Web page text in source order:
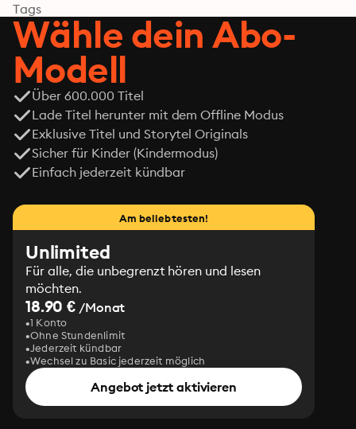
Tags
Wähle dein Abo-
Modell
Über 600.000 Titel
Lade Titel herunter mit dem Offline Modus
Exklusive Titel und Storytel Originals
Sicher für Kinder (Kindermodus)
Einfach jederzeit kündbar
Am beliebtesten!
Unlimited
Für alle, die unbegrenzt hören und lesen
möchten.
18.90 € /Monat
1 Konto
Ohne Stundenlimit
Jederzeit kündbar
Wechsel zu Basic jederzeit möglich
Angebot jetzt aktivieren